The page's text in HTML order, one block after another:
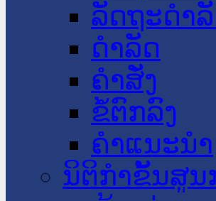
ລັດຖະດໍາ
ດໍາລັດ
ຄໍາສັ່ງ
ຂໍ້ຕົກລົງ
ຄໍາແນະນໍາ
ນິຕິກຳຂັ້ນສູນ